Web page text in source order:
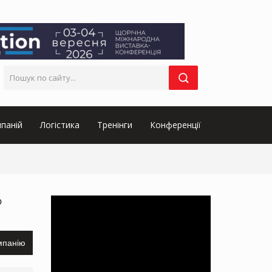
Логістика Тренінги Конференції